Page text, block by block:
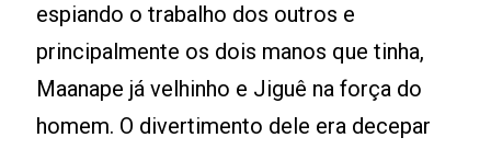
espiando o trabalho dos outros e
principalmente os dois manos que tinha,
Maanape já velhinho e Jiguê na força do
homem. O divertimento dele era decepar